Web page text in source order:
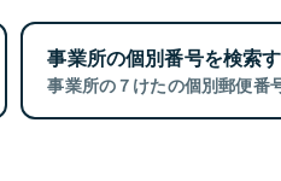
事業所の個別番号を検索
事業所の７けたの個別郵便番